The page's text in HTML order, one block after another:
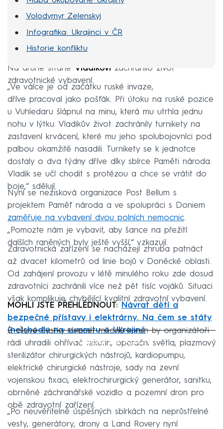
Volodymyr Zelenskyj
Infografika: Ukrajinci v ČR
Historie konfliktu
Na druhé straně Vladikovi zachránilo život
zdravotnické vybavení.
„Ve válce je od začátku ruské invaze,
dříve pracoval jako pošťák. Při útoku na ruské pozice
u Vuhledaru šlápnul na minu, která mu utrhla jednu
nohu v lýtku. Vladikův život zachránily turnikety na
zastavení krvácení, které mu jeho spolubojovníci pod
palbou okamžitě nasadili. Turnikety se k jednotce
dostaly o dva týdny dříve díky sbírce Paměti národa.
Vladik se učí chodit s protézou a chce se vrátit do
boje,“ sdělují.
Nyní se nezisková organizace Post Bellum s
projektem Paměť národa a ve spolupráci s Doniem
zaměřuje na vybavení dvou polních nemocnic.
„Pomozte nám je vybavit, aby šance na přežití
dalších raněných byly ještě vyšší,“ vzkazují.
Zdravotnická zařízení se nacházejí zhruba patnáct
až dvacet kilometrů od linie bojů v Doněcké oblasti.
Od zahájení provozu v létě minulého roku zde dosud
zdravotníci zachránili více než pět tisíc vojáků. Situaci
však komplikuje chybějící kvalitní zdravotní vybavení.
MOHLI JSTE PŘEHLÉDNOUT:
Návrat dětí a
bezpečné přístavy i elektrárny. Na čem se státy
(ne)shodly na summitu o Ukrajině
Failed to fetch
Z cílové částky dvacet milionů korun by organizátoři
rádi uhradili ohřívač tekutin, operační světla, plazmový
sterilizátor chirurgických nástrojů, kardiopumpu,
elektrické chirurgické nástroje, sady na zevní
vojenskou fixaci, elektrochirurgický generátor, sanitku,
obrněné záchranářské vozidlo a pozemní dron pro
obě zdravotní zařízení.
„Po neuvěřitelně úspěšných sbírkách na neprůstřelné
vesty, generátory, drony a Land Rovery nyní